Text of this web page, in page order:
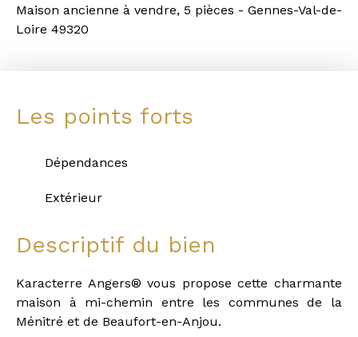
Maison ancienne à vendre, 5 pièces - Gennes-Val-de-
Loire 49320
Les points forts
Dépendances
Extérieur
Descriptif du bien
Karacterre Angers® vous propose cette charmante
maison à mi-chemin entre les communes de la
Ménitré et de Beaufort-en-Anjou.